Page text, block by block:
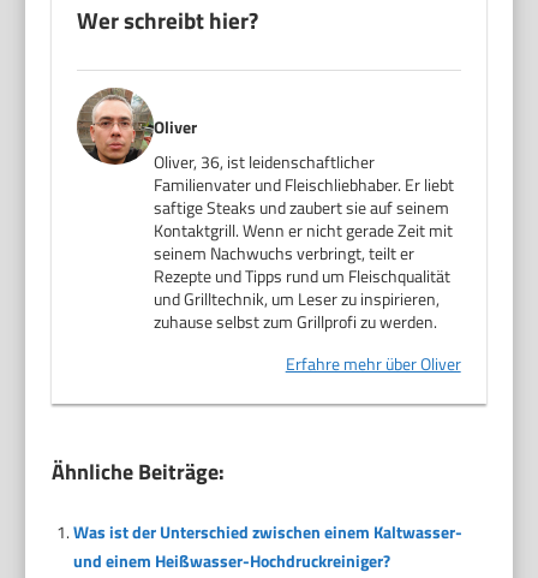
Wer schreibt hier?
Oliver
Oliver, 36, ist leidenschaftlicher
Familienvater und Fleischliebhaber. Er liebt
saftige Steaks und zaubert sie auf seinem
Kontaktgrill. Wenn er nicht gerade Zeit mit
seinem Nachwuchs verbringt, teilt er
Rezepte und Tipps rund um Fleischqualität
und Grilltechnik, um Leser zu inspirieren,
zuhause selbst zum Grillprofi zu werden.
Erfahre mehr über Oliver
Ähnliche Beiträge:
Was ist der Unterschied zwischen einem Kaltwasser-
und einem Heißwasser-Hochdruckreiniger?